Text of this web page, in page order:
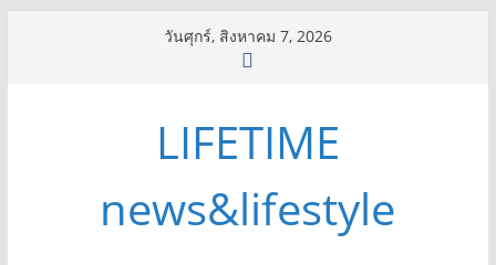
วันศุกร์, สิงหาคม 7, 2026
LIFETIME
news&lifestyle